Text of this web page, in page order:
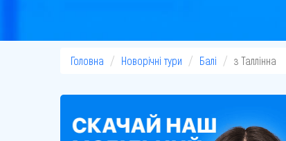
Головна Новорічні тури Балі з Таллінна